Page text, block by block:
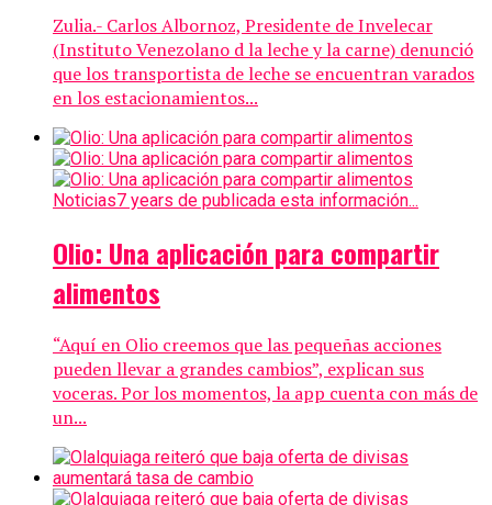
Zulia.- Carlos Albornoz, Presidente de Invelecar
(Instituto Venezolano d la leche y la carne) denunció
que los transportista de leche se encuentran varados
en los estacionamientos...
Noticias7 years de publicada esta información...
Olio: Una aplicación para compartir
alimentos
“Aquí en Olio creemos que las pequeñas acciones
pueden llevar a grandes cambios”, explican sus
voceras. Por los momentos, la app cuenta con más de
un...